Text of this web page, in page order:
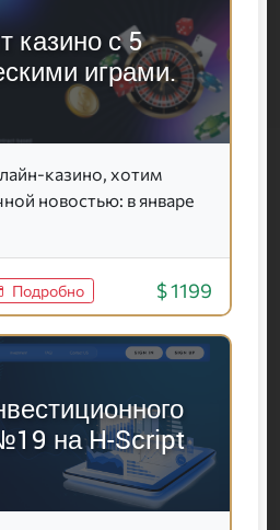
казино с 5
играми.
казино, хотим
новостью: в январе
Подробно $ 1199
на H-Script